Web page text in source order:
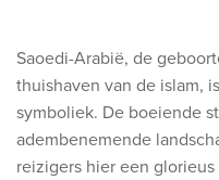
Fly & Drive -
Ontdekking Sri
Bekijk alle
Saoedi-Arabië, de
thuishaven van de islam,
symboliek. De boeiende
adembenemende
reizigers hier een